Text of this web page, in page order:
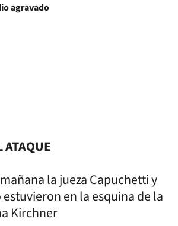
ATAQUE
la jueza Capuchetti y
en la esquina de la
Kirchner